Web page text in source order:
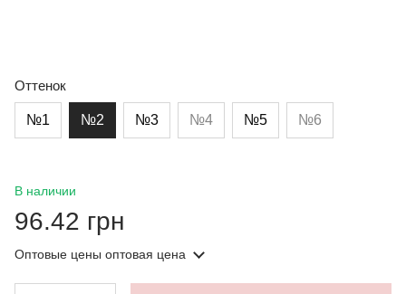
Оттенок
№1 №2 №3 №4 №5 №6
В наличии
96.42 грн
Оптовые цены оптовая цена